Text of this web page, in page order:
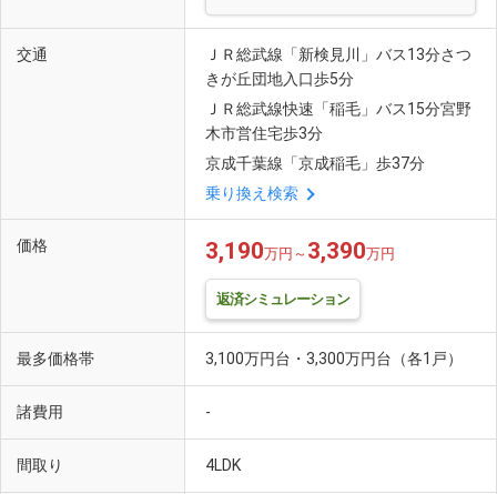
交通
ＪＲ総武線「新検見川」バス13分さつ
きが丘団地入口歩5分
ＪＲ総武線快速「稲毛」バス15分宮野
木市営住宅歩3分
京成千葉線「京成稲毛」歩37分
乗り換え検索
価格 3,190万円～ 3,390万円
返済シミュレーション
最多価格帯 3,100万円台・3,300万円台（各1戸）
諸費用 -
間取り 4LDK